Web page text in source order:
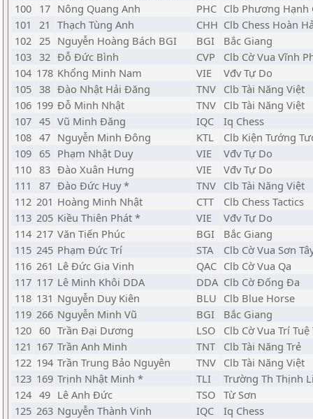
100 17 Nông Quang Anh PHC Clb Phương Hạnh
101
21 Thạch Tùng Anh CHH Clb Chess Hoàn
102 25 Nguyễn Hoàng Bách BGI BGI
Bắc Giang
103 32 Đỗ Đức Bình CVP
Clb Cờ Vua Vĩnh
104 178 Khổng Minh Nam VIE
Vđv Tự Do
105 38 Đào Nhật Hải Đăng TNV Clb Tài Năng Việt
106 199 Đỗ Minh Nhật TNV Clb Tài Năng Việt
107 45 Vũ Minh Đăng IQC
Iq Chess
108 47 Nguyễn Minh Đông KTL
Clb Kiện Tướng
109 65 Phạm Nhật Duy VIE
Vđv Tự Do
110 83 Đào Xuân Hưng VIE
Vđv Tự Do
111
87 Đào Đức Huy * TNV Clb Tài Năng Việt
112 201 Hoàng Minh Nhật CTT
Clb Chess Tactics
113 205 Kiều Thiên Phát * VIE
Vđv Tự Do
114 217 Văn Tiến Phúc BGI
Bắc Giang
115 245 Phạm Đức Trí STA
Clb Cờ Vua Sơn
116 261 Lê Đức Gia Vinh QAC Clb Cờ Vua Qa
117 117 Lê Minh Khôi DDA DDA Clb Cờ Đống Đa
118 131 Nguyễn Duy Kiên BLU Clb Blue Horse
119 266 Nguyễn Minh Vũ BGI
Bắc Giang
120 60 Trần Đại Dương LSO
Clb Cờ Vua Trí Tuệ
121 167 Trần Anh Minh TNT
Clb Tài Năng Trẻ
122 194 Trần Trung Bảo Nguyên TNV Clb Tài Năng Việt
123 169 Trịnh Nhật Minh * TLI
Trường Th Thịnh
124 49 Lê Anh Đức TSO Từ Sơn
125 263 Nguyễn Thành Vinh IQC
Iq Chess